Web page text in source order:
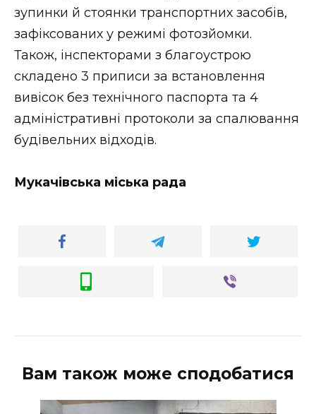
НОВИНИ ЗАХІДНОЇ УКРАЇНИ
ФОТО
ВІДЕО
зупинки й стоянки транспортних засобів,
зафіксованих у режимі фотозйомки.
Також, інспекторами з благоустрою
складено 3 приписи за встановлення
вивісок без технічного паспорта та 4
адміністративні протоколи за спалювання
будівельних відходів.
Мукачівська міська рада
Вам також може сподобатися